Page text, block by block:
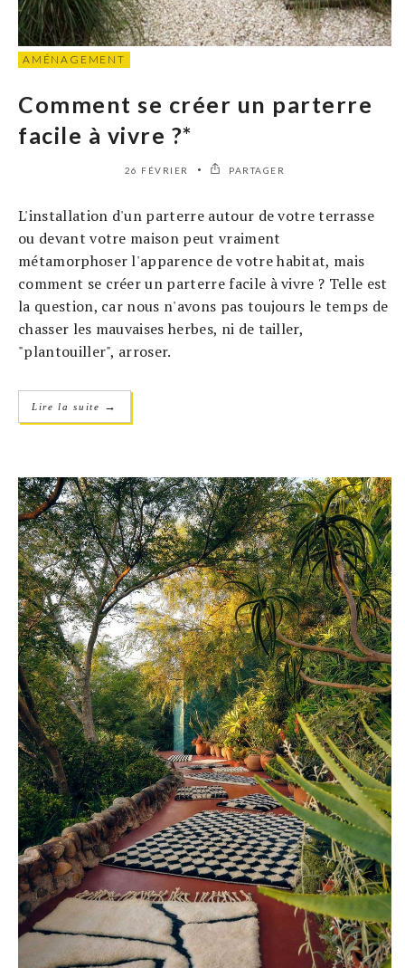
AMÉNAGEMENT
Comment se créer un parterre
facile à vivre ?*
26 FÉVRIER PARTAGER
L'installation d'un parterre autour de votre terrasse
ou devant votre maison peut vraiment
métamorphoser l'apparence de votre habitat, mais
comment se créer un parterre facile à vivre ? Telle est
la question, car nous n'avons pas toujours le temps de
chasser les mauvaises herbes, ni de tailler,
"plantouiller", arroser.
Lire la suite →